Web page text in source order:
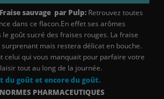
Fraise sauvage par Pulp: Retrouvez toutes
dans ce flacon.En effet ses arômes
goût sucré des fraises rouges. La fraise
mais restera délicat en bouche.
celui qui vous manquait pour parfaire votre
tout au long de la journée.
du goût et encore du goût.
PHARMACEUTIQUES